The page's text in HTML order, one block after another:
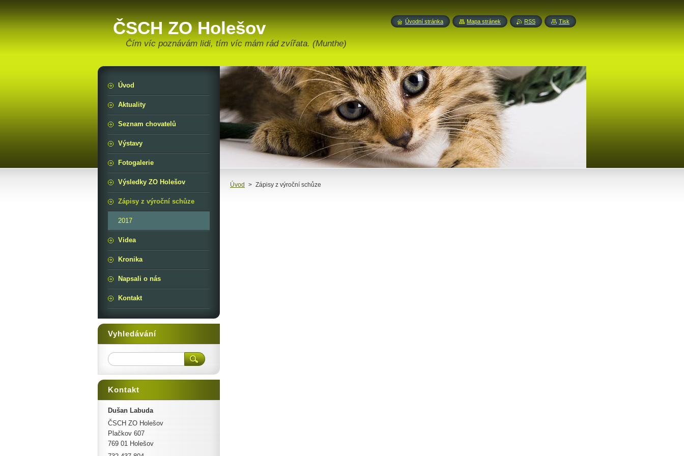
ČSCH ZO Holešov
Čím víc poznávám lidi, tím víc mám rád zvířata. (Munthe)
Úvod > Zápisy z výroční schůze
Úvod
Aktuality
Seznam chovatelů
Výstavy
Fotogalerie
Výsledky ZO Holešov
Zápisy z výroční schůze
2017
Videa
Kronika
Napsali o nás
Kontakt
Vyhledávání
Kontakt
Dušan Labuda
ČSCH ZO Holešov
Plačkov 607
769 01 Holešov
Úvodní stránka Mapa stránek RSS Tisk